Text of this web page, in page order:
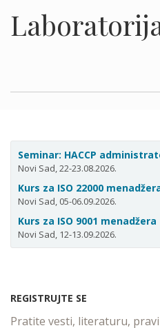
Seminar: HACCP
Novi Sad, 22-23.08.2026.
Kurs za ISO 22000
Novi Sad, 05-06.09.2026.
Kurs za ISO 9001 menadžera
Novi Sad, 12-13.09.2026.
REGISTRUJTE SE
Pratite vesti, literaturu,